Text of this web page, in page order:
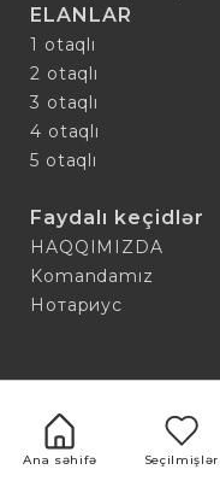
Ana səhifə Seçilmişlər
ELANLAR
1 otaqlı
2 otaqlı
3 otaqlı
4 otaqlı
5 otaqlı
Faydalı keçidlər
HAQQIMIZDA
Komandamız
Нотариус